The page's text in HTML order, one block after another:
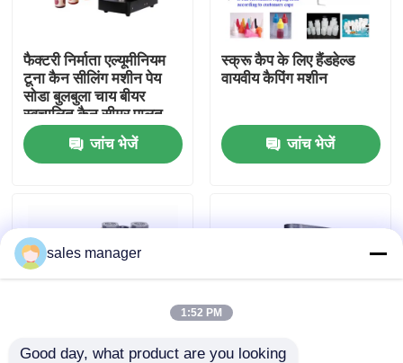
कारखाने का दौरा
गुणवत्ता नियंत्रण
उद्धरण मांगें
पैकेजिंग लेबलिंग मशीन
ऑटोमैटिक बोतल कैपिंग मशीन
फैक्टरी निर्माता एल्यूमीनियम
टूना कैन सीलिंग मशीन पेय
सोडा बुलबुला चाय बीयर
स्वचालित कैन सीमर पालतू
कैन सीलर
जांच भेजें
स्क्रू कैप के लिए हैंडहेल्ड
वायवीय कैपिंग मशीन
जांच भेजें
sales manager
1:52 PM
Good day, what product are you looking